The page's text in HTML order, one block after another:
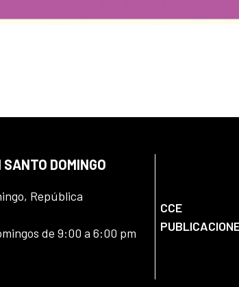
DOMINGO
República
de 9:00 a 6:00 pm
CCE